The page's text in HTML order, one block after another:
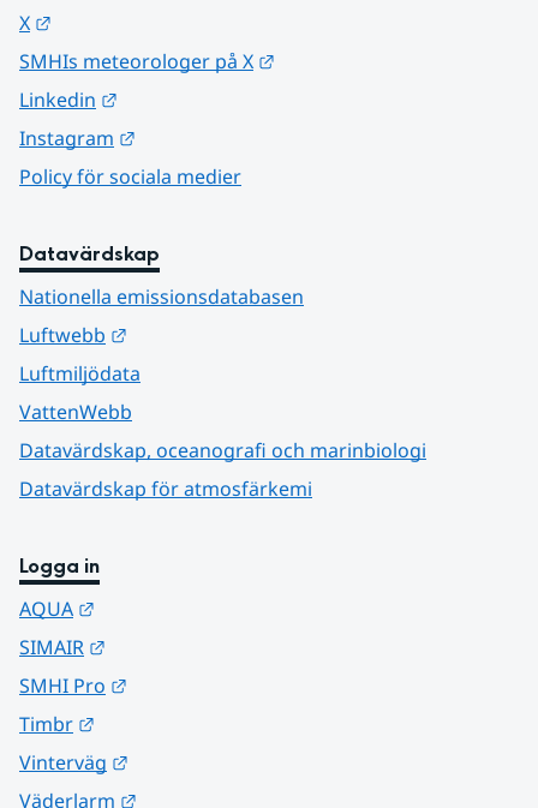
X
SMHIs meteorologer på X
Linkedin
Instagram
Policy för sociala medier
Datavärdskap
Nationella emissionsdatabasen
Luftwebb
Luftmiljödata
VattenWebb
Datavärdskap, oceanografi och marinbiologi
Datavärdskap för atmosfärkemi
Logga in
AQUA
SIMAIR
SMHI Pro
Timbr
Vinterväg
Väderlarm